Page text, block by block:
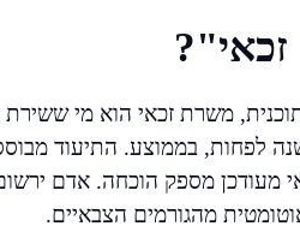
משרת זכאי הוא מי
מדובר לרוב ב-20 ימים לשנה לפחות,
מעודכן מספק הוכחה. אדם
מהגורמים הצבאיים.